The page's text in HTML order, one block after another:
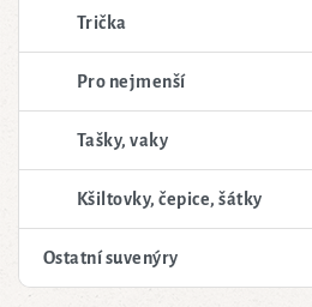
Trička
Pro nejmenší
Tašky, vaky
Kšiltovky, čepice, šátky
Ostatní suvenýry